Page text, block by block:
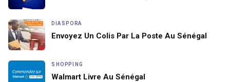
DIASPORA
Envoyez Un Colis Par La Poste Au Sénégal
SHOPPING
Walmart Livre Au Sénégal